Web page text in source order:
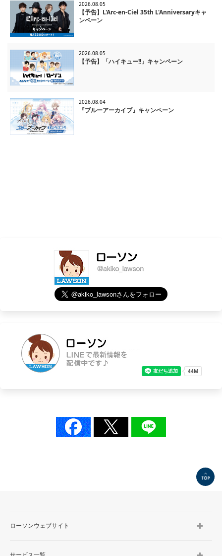
2026.08.05
【予告】L'Arc-en-Ciel 35th L'Anniversaryキャ
ンペーン
2026.08.05
【予告】「ハイキュー!!」キャンペーン
2026.08.04
『ブルーアーカイブ』キャンペーン
ローソンウェブサイト